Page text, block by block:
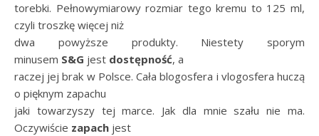
torebki. Pełnowymiarowy rozmiar tego kremu to 125 ml,
czyli troszkę więcej niż
dwa powyższe produkty. Niestety sporym
minusem S&G jest dostępność, a
raczej jej brak w Polsce. Cała blogosfera i vlogosfera huczą
o pięknym zapachu
jaki towarzyszy tej marce. Jak dla mnie szału nie ma.
Oczywiście zapach jest